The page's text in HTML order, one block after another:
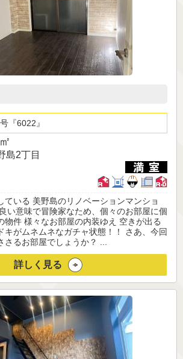
6022
島2丁目
ている 美野島のリノベーションマンショ
い意味で冒険家なため、個々のお部屋に個
物件 様々なお部屋の内装ゆえ 空きが出る
キがムネムネなガチャ状態！！ さあ、今回
さるお部屋でしょうか？ ...
詳しく見る